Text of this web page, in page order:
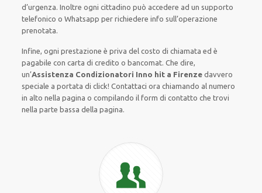
d’urgenza.Inoltre ogni cittadino può accedere ad un supporto
telefonico o Whatsapp per richiedere info sull’operazione
prenotata.
Infine, ogni prestazione è priva del costo di chiamata ed è
pagabile con carta di credito o bancomat.Che dire,
un’Assistenza Condizionatori Inno hit a Firenze davvero
speciale a portata di click! Contattaci ora chiamando al numero
in alto nella pagina o compilando il form di contatto che trovi
nella parte bassa della pagina.